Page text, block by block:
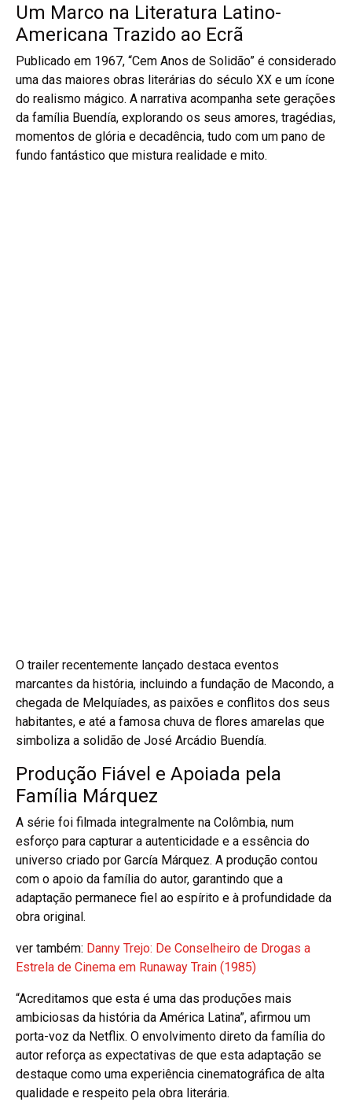
Um Marco na Literatura Latino-
Americana Trazido ao Ecrã
Publicado em 1967, “Cem Anos de Solidão” é considerado
uma das maiores obras literárias do século XX e um ícone
do realismo mágico. A narrativa acompanha sete gerações
da família Buendía, explorando os seus amores, tragédias,
momentos de glória e decadência, tudo com um pano de
fundo fantástico que mistura realidade e mito.
O trailer recentemente lançado destaca eventos
marcantes da história, incluindo a fundação de Macondo, a
chegada de Melquíades, as paixões e conflitos dos seus
habitantes, e até a famosa chuva de flores amarelas que
simboliza a solidão de José Arcádio Buendía.
Produção Fiável e Apoiada pela
Família Márquez
A série foi filmada integralmente na Colômbia, num
esforço para capturar a autenticidade e a essência do
universo criado por García Márquez. A produção contou
com o apoio da família do autor, garantindo que a
adaptação permanece fiel ao espírito e à profundidade da
obra original.
ver também: Danny Trejo: De Conselheiro de Drogas a
Estrela de Cinema em Runaway Train (1985)
“Acreditamos que esta é uma das produções mais
ambiciosas da história da América Latina”, afirmou um
porta-voz da Netflix. O envolvimento direto da família do
autor reforça as expectativas de que esta adaptação se
destaque como uma experiência cinematográfica de alta
qualidade e respeito pela obra literária.